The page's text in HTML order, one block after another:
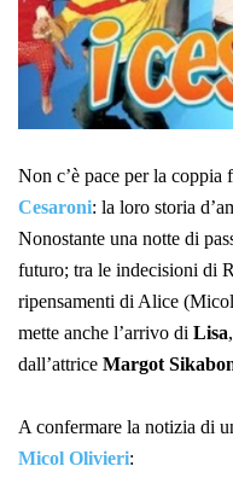
Non c’è pace per la coppia
Cesaroni: la loro storia
Nonostante una notte di
futuro; tra le indecisioni di
ripensamenti di Alice
mette anche l’arrivo di Lisa
dall’attrice Margot
A confermare la notizia di
Micol Olivieri: